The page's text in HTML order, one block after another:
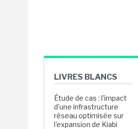
LIVRES BLANCS
Étude de cas : l'impact
d'une infrastructure
réseau optimisée sur
l'expansion de Kiabi